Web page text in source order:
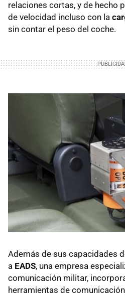
relaciones cortas, y de hecho
de velocidad incluso con la
sin contar el peso del coche.
Además de sus capacidades
a EADS, una empresa
comunicación militar,
herramientas de